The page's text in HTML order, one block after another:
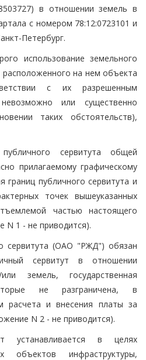
в отношении земель в
с номером 78:12:0723101 и
Петербург.
использование земельного
расположенного на нем объекта
с их разрешенным
или существенно
таких обстоятельств),
сервитута общей
прилагаемому графическому
публичного сервитута и
точек вышеуказанных
частью настоящего
N 1 - не приводится).
сервитута (ОАО "РЖД") обязан
сервитут в отношении
земель, государственная
не разграничена, в
расчета и внесения платы за
N 2 - не приводится).
устанавливается в целях
объектов инфраструктуры,